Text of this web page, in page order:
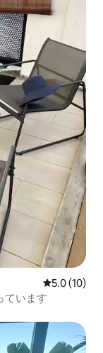
レビュー10
5.0 (10)
ています